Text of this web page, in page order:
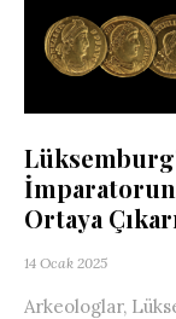
Ortaya
14 Ocak 2025
Arkeologlar,